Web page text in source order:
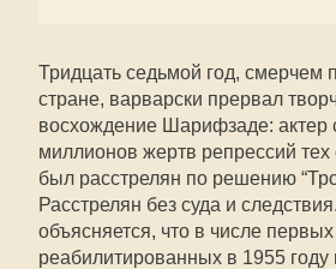
Тридцать седьмой год, смерчем
стране, варварски прервал
восхождение Шарифзаде: актер
миллионов жертв репрессий
был расстрелян по решению
Расстрелян без суда и
объясняется, что в числе
реабилитированных в 1955